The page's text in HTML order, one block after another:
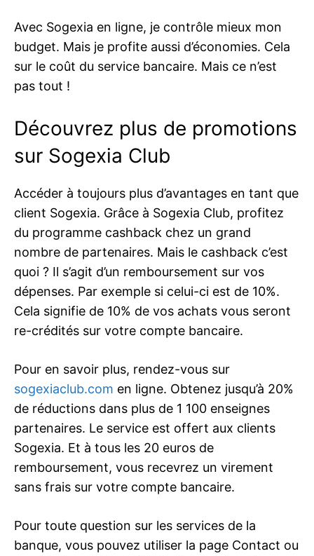
Avec Sogexia en ligne, je contrôle mieux mon
budget. Mais je profite aussi d’économies. Cela
sur le coût du service bancaire. Mais ce n’est
pas tout !
Découvrez plus de promotions
sur Sogexia Club
Accéder à toujours plus d’avantages en tant que
client Sogexia. Grâce à Sogexia Club, profitez
du programme cashback chez un grand
nombre de partenaires. Mais le cashback c’est
quoi ? Il s’agit d’un remboursement sur vos
dépenses. Par exemple si celui-ci est de 10%.
Cela signifie de 10% de vos achats vous seront
re-crédités sur votre compte bancaire.
Pour en savoir plus, rendez-vous sur
sogexiaclub.com en ligne. Obtenez jusqu’à 20%
de réductions dans plus de 1 100 enseignes
partenaires. Le service est offert aux clients
Sogexia. Et à tous les 20 euros de
remboursement, vous recevrez un virement
sans frais sur votre compte bancaire.
Pour toute question sur les services de la
banque, vous pouvez utiliser la page Contact ou